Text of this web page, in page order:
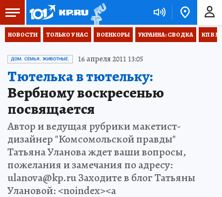
НОВОСТИ ТОЛЬКО У НАС ВОЕНКОРЫ УКРАИНА: СВОДКА КП В
ДОМ, СЕМЬЯ, ЖИВОТНЫЕ. 16 апреля 2011 13:05
Тютелька в тютельку:
Вербному воскресенью
посвящается
Автор и ведущая рубрики макетист-
дизайнер "Комсомольской правды"
Татьяна Уланова ждет ваши вопросы,
пожелания и замечания по адресу:
ulanova@kp.ru Заходите в блог Татьяны
Улановой: <noindex><a